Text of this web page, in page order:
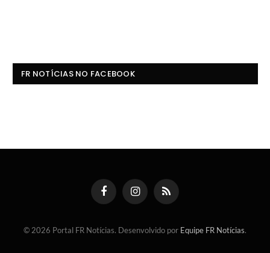
FR NOTÍCIAS NO FACEBOOK
FacebookInstagramRSS
© 2026 Portal FR Notícias. Desenvolvido por Equipe FR Notícias.